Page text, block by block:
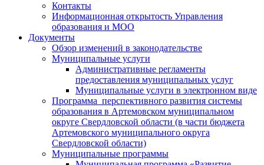
Контакты
Информационная открытость Управления
образования и МОО
Документы
Обзор изменений в законодательстве
Муниципальные услуги
Административные регламенты
предоставления муниципальных услуг
Муниципальные услуги в электронном виде
Программа перспективного развития системы
образования в Артемовском муниципальном
округе Свердловской области (в части бюджета
Артемовского муниципального округа
Свердловской области)
Муниципальные программы